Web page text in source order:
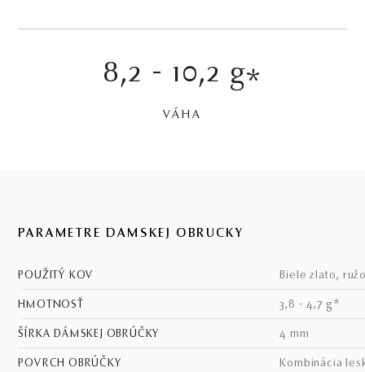
8,2 - 10,2 g*
VÁHA
PARAMETRE DÁMSKEJ OBRÚČKY
POUŽITÝ KOV biele zlato,
HMOTNOSŤ 3,8 - 4,7 g*
ŠÍRKA DÁMSKEJ OBRÚČKY 4 mm
POVRCH OBRÚČKY kombinácia